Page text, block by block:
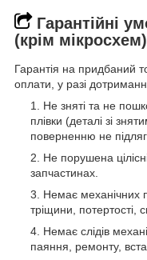
Гарантійні
(крім мікросхем)
Гарантія на придбаний
оплати, у разі
Не зняті та не
плівки (деталі зі
поверненню не
Не порушена
запчастинах.
Немає механічних
тріщини, потертості,
Немає слідів
паяння, ремонту,